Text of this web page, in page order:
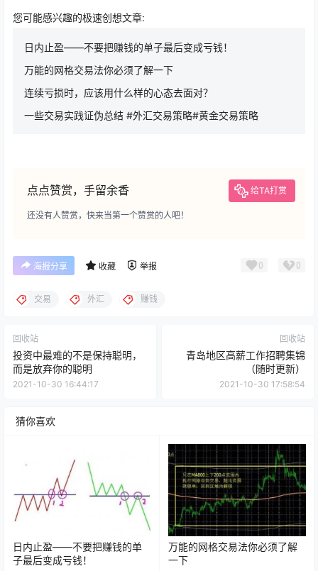
您可能感兴趣的极速创想文章:
日内止盈——不要把赚钱的单子最后变成亏钱！
万能的网格交易法你必须了解一下
连续亏损时，应该用什么样的心态去面对？
一些交易实践证伪总结 #外汇交易策略#黄金交易策略
点点赞赏，手留余香 给TA打赏
还没有人赞赏，快来当第一个赞赏的人吧！
海报分享 收藏 举报 0 0
交易 外汇 赚钱
回收站
投资中最难的不是保持聪明，
而是放弃你的聪明
2021-10-30 16:44:17
回收站
青岛地区高薪工作招聘集锦
（随时更新）
2021-10-30 17:58:54
猜你喜欢
日内止盈——不要把赚钱的单
子最后变成亏钱！
万能的网格交易法你必须了解
一下